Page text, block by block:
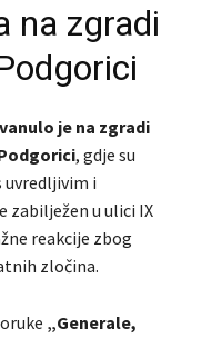
na zgradi
je na zgradi
, gdje su
i
zabilježen u ulici IX
reakcije zbog
zločina.
„Generale,